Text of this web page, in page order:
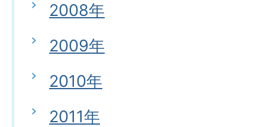
2008年
2009年
2010年
2011年